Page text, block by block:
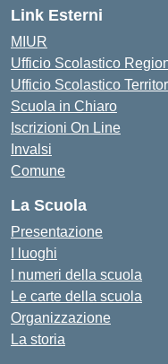
Link Esterni
MIUR
Ufficio Scolastico
Ufficio Scolastico
Scuola in Chiaro
Iscrizioni On Line
Invalsi
Comune
La Scuola
Presentazione
I luoghi
I numeri della scuola
Le carte della scuola
Organizzazione
La storia